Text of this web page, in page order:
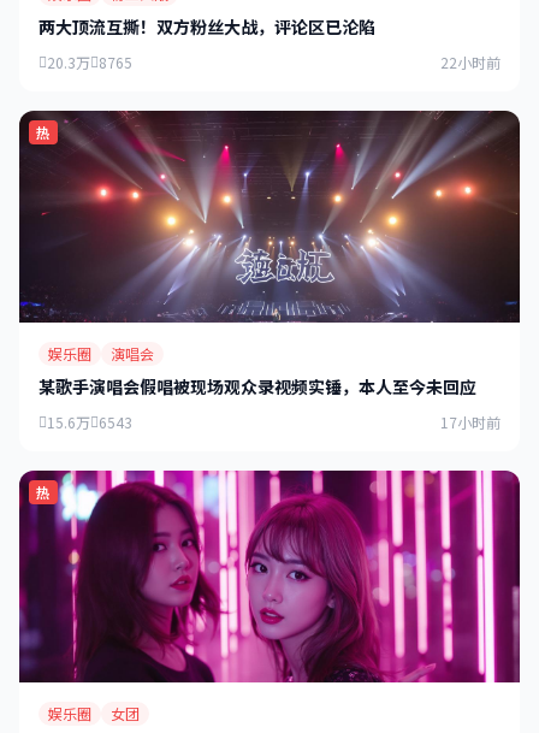
两大顶流互撕！双方粉丝大战，评论区已沦陷
20.3万 8765 22小时前
热
娱乐圈 演唱会
某歌手演唱会假唱被现场观众录视频实锤，本人至今未回应
15.6万 6543 17小时前
热
娱乐圈 女团